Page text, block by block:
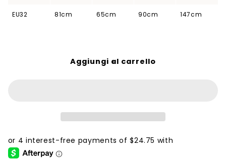
EU32 81cm 65cm 90cm 147cm
Aggiungi al carrello